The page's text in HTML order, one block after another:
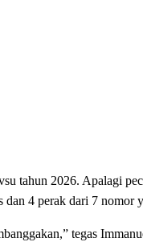
tahun 2026. Apalagi
4 perak dari 7 nomor
tegas